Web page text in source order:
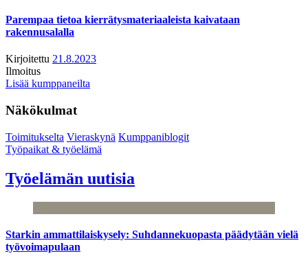
Parempaa tietoa kierrätysmateriaaleista kaivataan
rakennusalalla
Kirjoitettu 21.8.2023
Ilmoitus
Lisää kumppaneilta
Näkökulmat
Toimitukselta Vieraskynä Kumppaniblogit
Työpaikat & työelämä
Työelämän uutisia
Starkin ammattilaiskysely: Suhdannekuopasta päädytään vielä
työvoimapulaan